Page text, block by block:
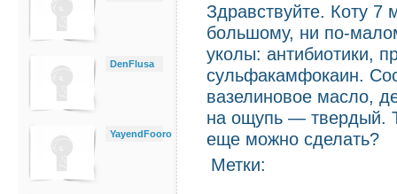
DenFlusa
YayendFooro
Здравствуйте. Коту 7
большому, ни по-
уколы: антибиотики,
сульфакамфокаин.
вазелиновое масло,
на ощупь — твердый.
еще можно сделать?
Метки: